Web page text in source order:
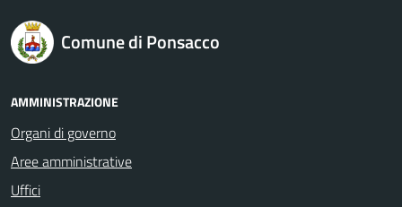
logo Unione Europea
Comune di Ponsacco
AMMINISTRAZIONE
Organi di governo
Aree amministrative
Uffici